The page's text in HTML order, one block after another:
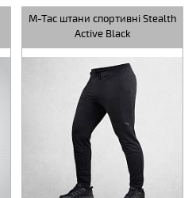
M-Tac штани спортивні Stealth
Active Black